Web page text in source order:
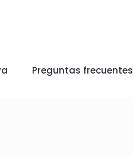
Preguntas frecuentes